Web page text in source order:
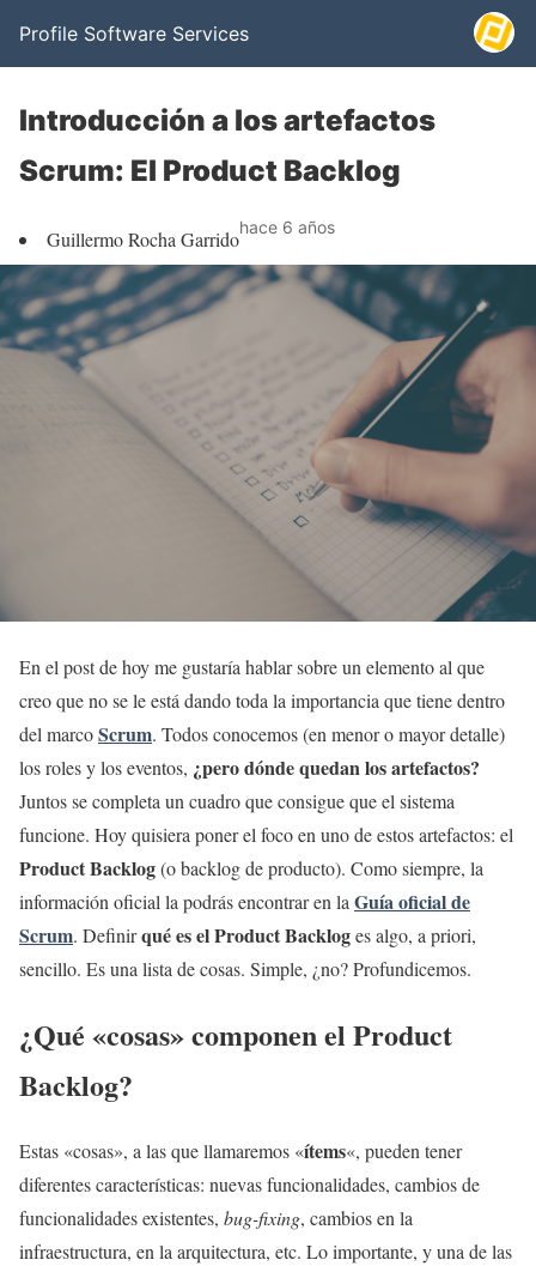
Profile Software Services
Introducción a los artefactos
Scrum: El Product Backlog
Guillermo Rocha Garridohace 6 años
En el post de hoy me gustaría hablar sobre un elemento al que
creo que no se le está dando toda la importancia que tiene dentro
del marcoScrum. Todos conocemos (en menor o mayor detalle)
los roles y los eventos, ¿pero dónde quedan los artefactos?
Juntos se completa un cuadro que consigue que el sistema
funcione. Hoy quisiera poner el foco en uno de estos artefactos: el
Product Backlog(o backlog de producto). Como siempre, la
información oficial la podrás encontrar en laGuía oficial de
Scrum. Definirqué es el Product Backloges algo, a priori,
sencillo. Es una lista de cosas. Simple, ¿no? Profundicemos.
¿Qué «cosas» componen el Product
Backlog?
Estas «cosas», a las que llamaremos «ítems«, pueden tener
diferentes características: nuevas funcionalidades, cambios de
funcionalidades existentes, bug-fixing, cambios en la
infraestructura, en la arquitectura, etc. Lo importante, y una de las